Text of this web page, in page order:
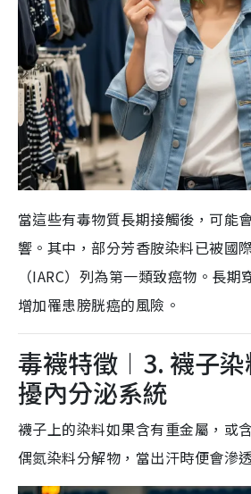
當這些有毒物質長期接觸後，可能
響。其中，部分芳香胺染料已被國
（IARC）列為第一類致癌物。長
增加罹患膀胱癌的風險。
毒襪特徵︱3. 襪子
擾內分泌系統
襪子上的染料如果含有重金屬，或
偶氮染料分解物，當出汗時便會滲